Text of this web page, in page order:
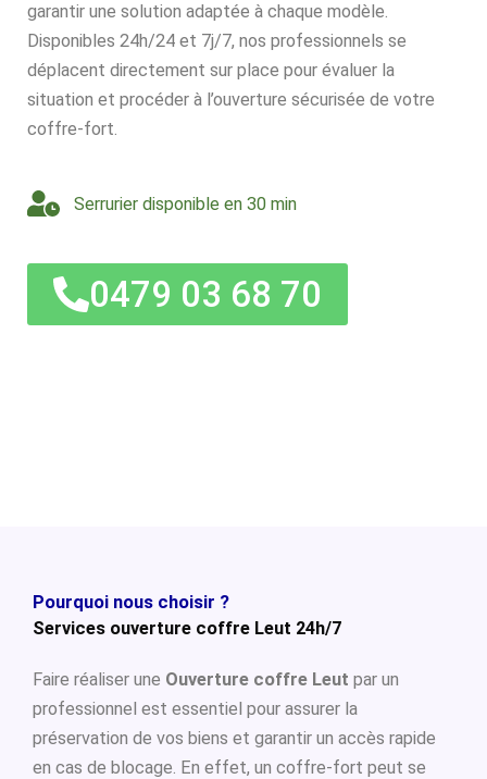
garantir une solution adaptée à chaque modèle.
Disponibles 24h/24 et 7j/7, nos professionnels se
déplacent directement sur place pour évaluer la
situation et procéder à l’ouverture sécurisée de votre
coffre-fort.
Serrurier disponible en 30 min
0479 03 68 70
Pourquoi nous choisir ?
Services ouverture coffre Leut 24h/7
Faire réaliser une Ouverture coffre Leut par un
professionnel est essentiel pour assurer la
préservation de vos biens et garantir un accès rapide
en cas de blocage. En effet, un coffre-fort peut se